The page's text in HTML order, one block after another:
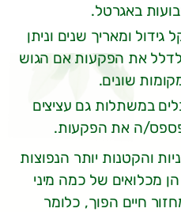
באגרטל.
ומאריך שנים וניתן
את הפקעות אם הגוש
שונים.
במשתלות גם עציצים
ה את הפקעות.
והקטנות יותר הנפוצות
מכלואים של כמה מיני
חיים הפוך, כלומר